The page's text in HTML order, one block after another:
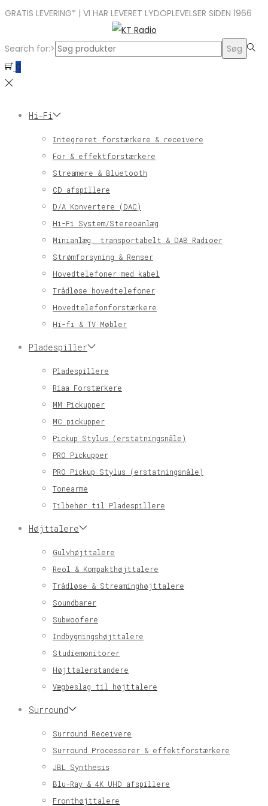
GRATIS LEVERING* | VI HAR LEVERET LYDOPLEVELSER SIDEN 1966
Search for:>
Søg
0
Hi-Fi
Integreret forstærkere & receivere
For & effektforstærkere
Streamere & Bluetooth
CD afspillere
D/A Konvertere (DAC)
Hi-Fi System/Stereoanlæg
Minianlæg, transportabelt & DAB Radioer
Strømforsyning & Renser
Hovedtelefoner med kabel
Trådløse hovedtelefoner
Hovedtelefonforstærkere
Hi-fi & TV Møbler
Pladespiller
Pladespillere
Riaa Forstærkere
MM Pickupper
MC pickupper
Pickup Stylus (erstatningsnåle)
PRO Pickupper
PRO Pickup Stylus (erstatningsnåle)
Tonearme
Tilbehør til Pladespillere
Højttalere
Gulvhøjttalere
Reol & Kompakthøjttalere
Trådløse & Streaminghøjttalere
Soundbarer
Subwoofere
Indbygningshøjttalere
Studiemonitorer
Højttalerstandere
Vægbeslag til højttalere
Surround
Surround Receivere
Surround Processorer & effektforstærkere
JBL Synthesis
Blu-Ray & 4K UHD afspillere
Fronthøjttalere